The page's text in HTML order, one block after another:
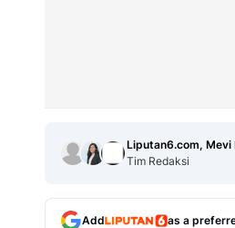
Liputan6.com,
Tim Redaksi
Add as a